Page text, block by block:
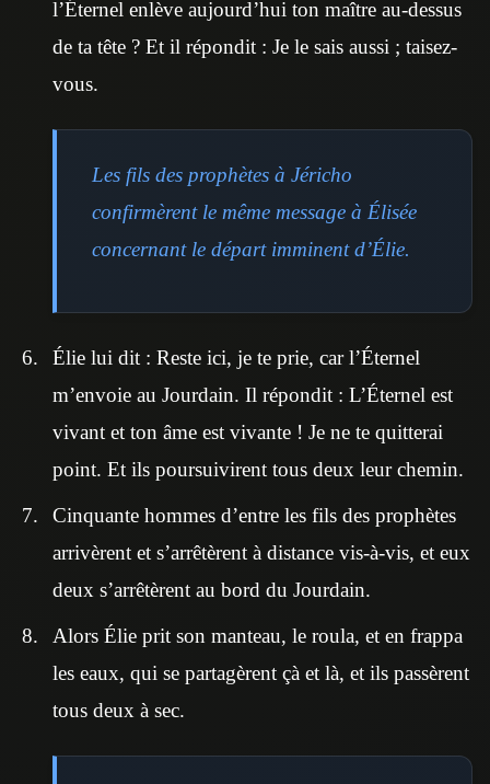
l’Éternel enlève aujourd’hui ton maître au-dessus
de ta tête ? Et il répondit : Je le sais aussi ; taisez-
vous.
Les fils des prophètes à Jéricho
confirmèrent le même message à Élisée
concernant le départ imminent d’Élie.
Élie lui dit : Reste ici, je te prie, car l’Éternel
m’envoie au Jourdain. Il répondit : L’Éternel est
vivant et ton âme est vivante ! Je ne te quitterai
point. Et ils poursuivirent tous deux leur chemin.
Cinquante hommes d’entre les fils des prophètes
arrivèrent et s’arrêtèrent à distance vis-à-vis, et eux
deux s’arrêtèrent au bord du Jourdain.
Alors Élie prit son manteau, le roula, et en frappa
les eaux, qui se partagèrent çà et là, et ils passèrent
tous deux à sec.